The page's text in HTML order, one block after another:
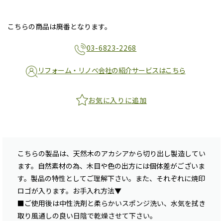
こちらの商品は廃番となります。
03-6823-2268
リフォーム・リノベ会社の紹介サービスはこちら
お気に入りに追加
こちらの製品は、天然木のアカシアから切り出し製造してい
ます。自然素材の為、木目や色の出方には個体差がございま
す。製品の特性としてご理解下さい。また、それぞれに焼印
ロゴが入ります。お手入れ方法▼
■ご使用後は中性洗剤と柔らかいスポンジ洗い、水気を拭き
取り風通しの良い日陰で乾燥させて下さい。